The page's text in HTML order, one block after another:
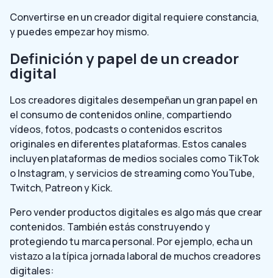
Convertirse en un creador digital requiere constancia,
y puedes empezar hoy mismo.
Definición y papel de un creador
digital
Los creadores digitales desempeñan un gran papel en
el consumo de contenidos online, compartiendo
vídeos, fotos, podcasts o contenidos escritos
originales en diferentes plataformas. Estos canales
incluyen plataformas de medios sociales como TikTok
o Instagram, y servicios de streaming como YouTube,
Twitch, Patreon y Kick.
Pero vender productos digitales es algo más que crear
contenidos. También estás construyendo y
protegiendo tu marca personal. Por ejemplo, echa un
vistazo a la típica jornada laboral de muchos creadores
digitales: